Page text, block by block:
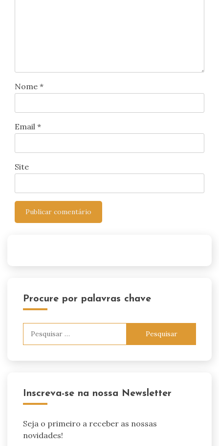
Nome *
Email *
Site
Procure por palavras chave
Inscreva-se na nossa Newsletter
Seja o primeiro a receber as nossas
novidades!